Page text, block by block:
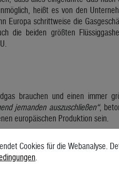
heißt es von den
Europa schrittweise die
die beiden größten
brauchen und einen immer
jemanden auszuschließen“,
europäischen Produktion sein.
Kurskorrektur
bis 2030 von heute
Cookies für die Webanalyse.